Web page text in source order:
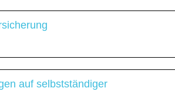
auf selbstständiger